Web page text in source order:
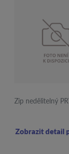
Zobrazit detail